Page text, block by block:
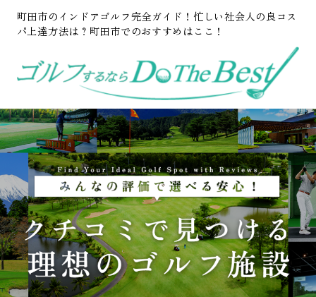
町田市のインドアゴルフ完全ガイド！忙しい社会人の良コス
パ上達方法は？町田市でのおすすめはここ！